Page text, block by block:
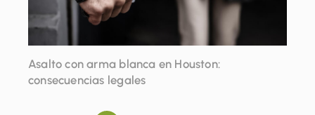
Asalto con arma blanca en Houston:
consecuencias legales